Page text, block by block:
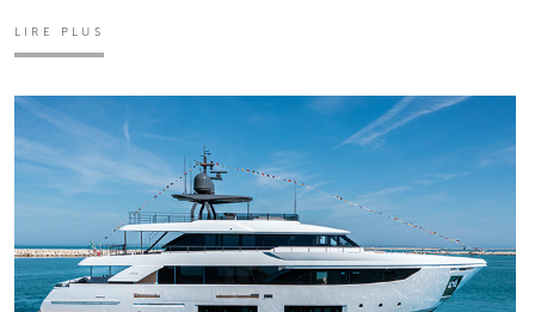
LIRE PLUS